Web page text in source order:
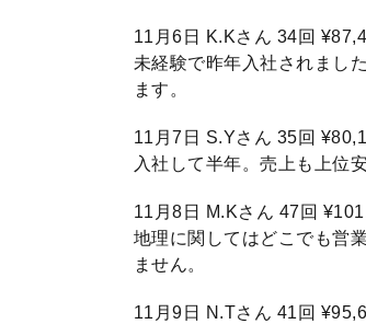
11月6日 K.Kさん 34回
未経験で昨年入社されまし
ます。
11月7日 S.Yさん 35回
入社して半年。売上も上位
11月8日 M.Kさん 47回
地理に関してはどこでも営
ません。
11月9日 N.Tさん 41回